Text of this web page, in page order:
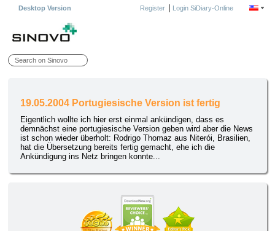
Desktop Version Register| Login SiDiary-Online
19.05.2004 Portugiesische Version ist fertig
Eigentlich wollte ich hier erst einmal ankündigen, dass es
demnächst eine portugiesische Version geben wird aber die News
ist schon wieder überholt: Rodrigo Thomaz aus Niterói, Brasilien,
hat die Übersetzung bereits fertig gemacht, ehe ich die
Ankündigung ins Netz bringen konnte...